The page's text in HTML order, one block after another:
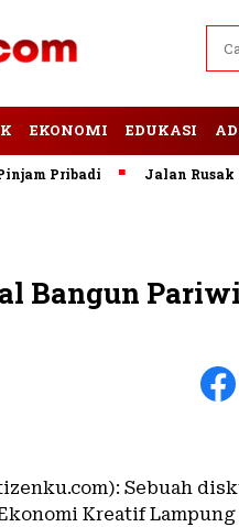
EKONOMI EDUKASI
Pribadi Jalan Rusak
Bangun
Sebuah
Kreatif